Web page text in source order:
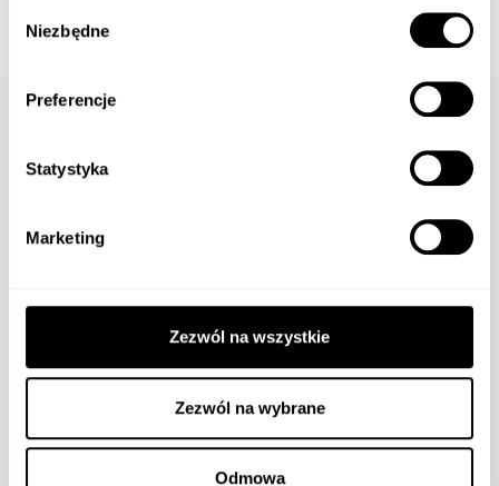
zgody
Niezbędne
Preferencje
Statystyka
Marketing
Zezwól na wszystkie
Zezwól na wybrane
Odmowa
Medalik Złoty. Pr.
585
Informacje dodatkowe
1.10g
Wysokość
1.50cm